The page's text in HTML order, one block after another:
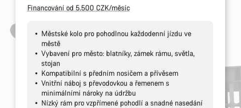
Financování od 5.500 CZK/měsíc
Městské kolo pro pohodlnou každodenní jízdu ve
městě
Vybavení pro město: blatníky, zámek rámu, světla,
stojan
Kompatibilní s předním nosičem a přívěsem
Vnitřní náboj s převodovkou a řemenem s
minimálními nároky na údržbu
Nízký rám pro vzpřímené pohodlí a snadné nasedání